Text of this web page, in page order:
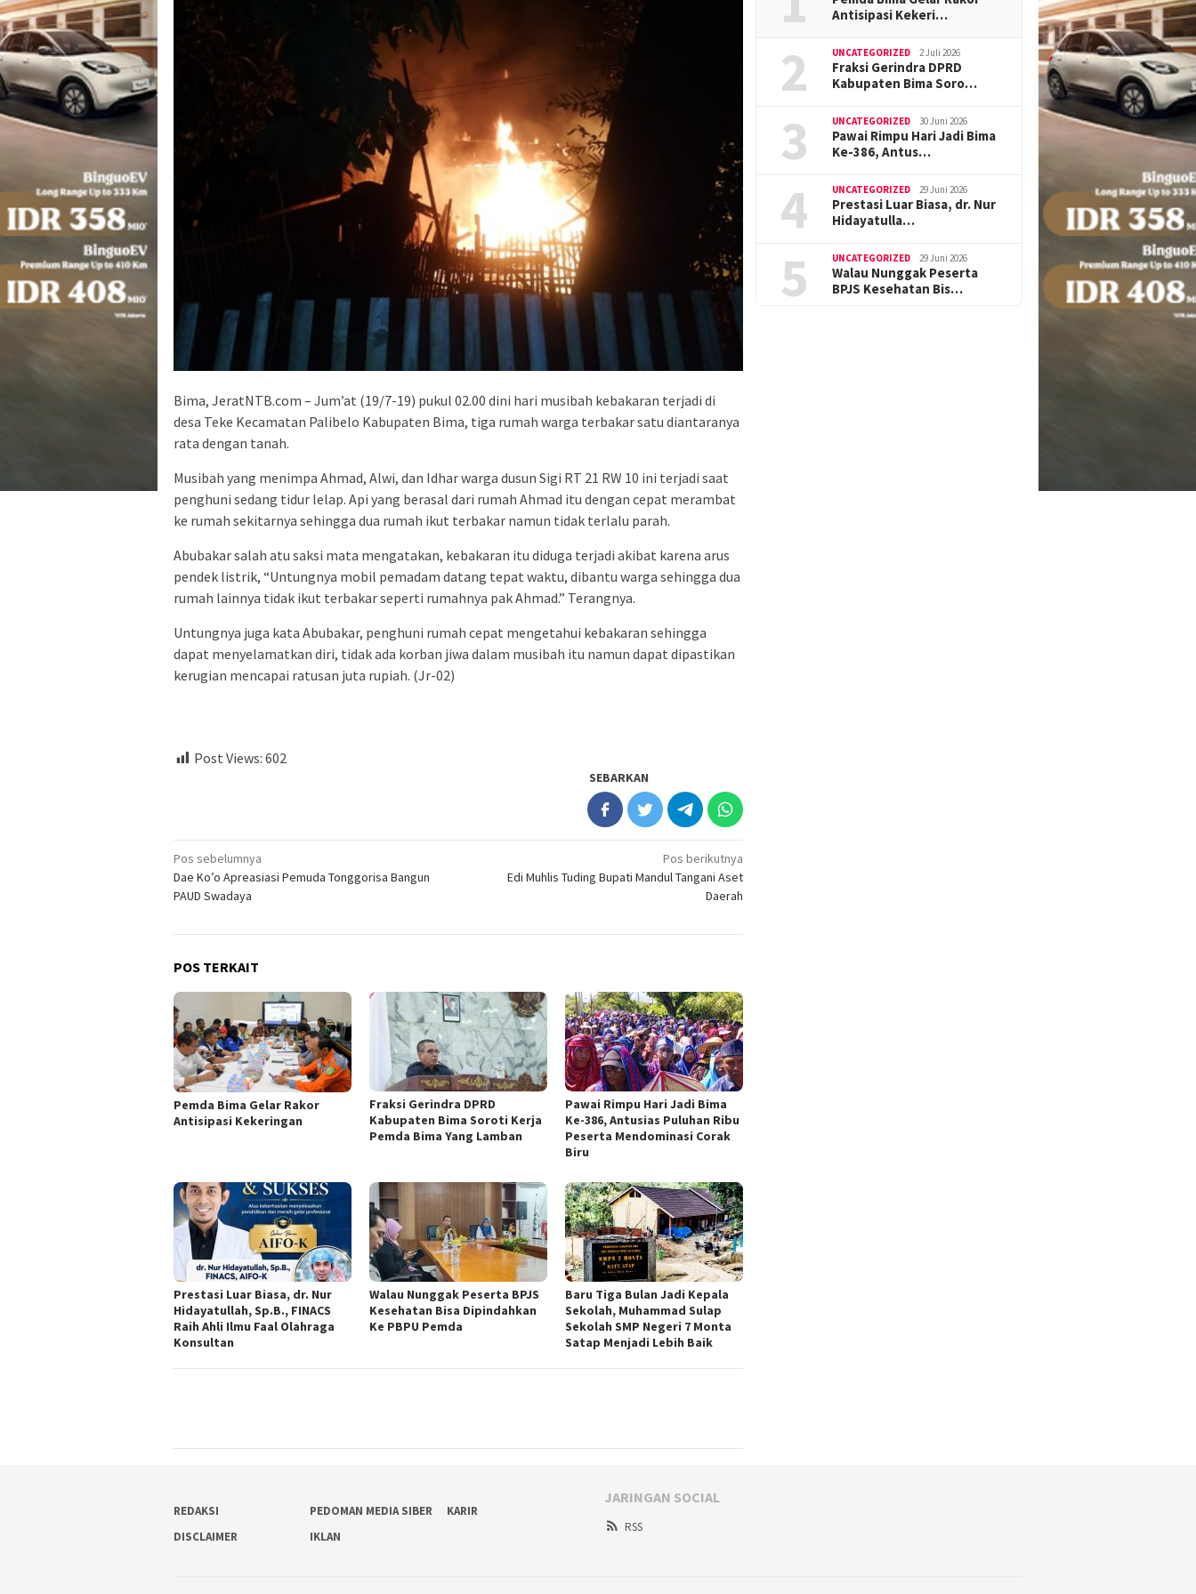
Bima, JeratNTB.com – Jum’at (19/7-19) pukul 02.00 dini hari musibah kebakaran terjadi di
desa Teke Kecamatan Palibelo Kabupaten Bima, tiga rumah warga terbakar satu diantaranya
rata dengan tanah.
Musibah yang menimpa Ahmad, Alwi, dan Idhar warga dusun Sigi RT 21 RW 10 ini terjadi saat
penghuni sedang tidur lelap. Api yang berasal dari rumah Ahmad itu dengan cepat merambat
ke rumah sekitarnya sehingga dua rumah ikut terbakar namun tidak terlalu parah.
Abubakar salah atu saksi mata mengatakan, kebakaran itu diduga terjadi akibat karena arus
pendek listrik, “Untungnya mobil pemadam datang tepat waktu, dibantu warga sehingga dua
rumah lainnya tidak ikut terbakar seperti rumahnya pak Ahmad.” Terangnya.
Untungnya juga kata Abubakar, penghuni rumah cepat mengetahui kebakaran sehingga
dapat menyelamatkan diri, tidak ada korban jiwa dalam musibah itu namun dapat dipastikan
kerugian mencapai ratusan juta rupiah. (Jr-02)
Post Views: 602
SEBARKAN
Navigasi
pos
Pos sebelumnya
Dae Ko’o Apreasiasi Pemuda Tonggorisa Bangun
PAUD Swadaya
Pos berikutnya
Edi Muhlis Tuding Bupati Mandul Tangani Aset
Daerah
POS TERKAIT
Pemda Bima Gelar Rakor
Antisipasi Kekeringan
Fraksi Gerindra DPRD
Kabupaten Bima Soroti Kerja
Pemda Bima Yang Lamban
Pawai Rimpu Hari Jadi Bima
Ke-386, Antusias Puluhan Ribu
Peserta Mendominasi Corak
Biru
Prestasi Luar Biasa, dr. Nur
Hidayatullah, Sp.B., FINACS
Raih Ahli Ilmu Faal Olahraga
Konsultan
Walau Nunggak Peserta BPJS
Kesehatan Bisa Dipindahkan
Ke PBPU Pemda
Baru Tiga Bulan Jadi Kepala
Sekolah, Muhammad Sulap
Sekolah SMP Negeri 7 Monta
Satap Menjadi Lebih Baik
Antisipasi Kekeri…
2 UNCATEGORIZED 2 Juli 2026
Fraksi Gerindra DPRD
Kabupaten Bima Soro…
3 UNCATEGORIZED 30 Juni 2026
Pawai Rimpu Hari Jadi Bima
Ke-386, Antus…
4 UNCATEGORIZED 29 Juni 2026
Prestasi Luar Biasa, dr. Nur
Hidayatulla…
5 UNCATEGORIZED 29 Juni 2026
Walau Nunggak Peserta
BPJS Kesehatan Bis…
REDAKSI PEDOMAN MEDIA SIBER
KARIR
DISCLAIMER
IKLAN
JARINGAN SOCIAL
RSS